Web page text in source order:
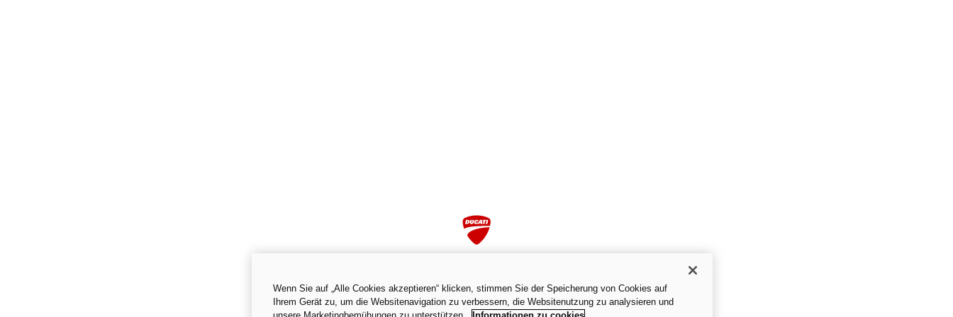
Wenn Sie auf „Alle Cookies akzeptieren“ klicken, stimmen Sie der Speicherung von Cookies auf
Ihrem Gerät zu, um die Websitenavigation zu verbessern, die Websitenutzung zu analysieren und